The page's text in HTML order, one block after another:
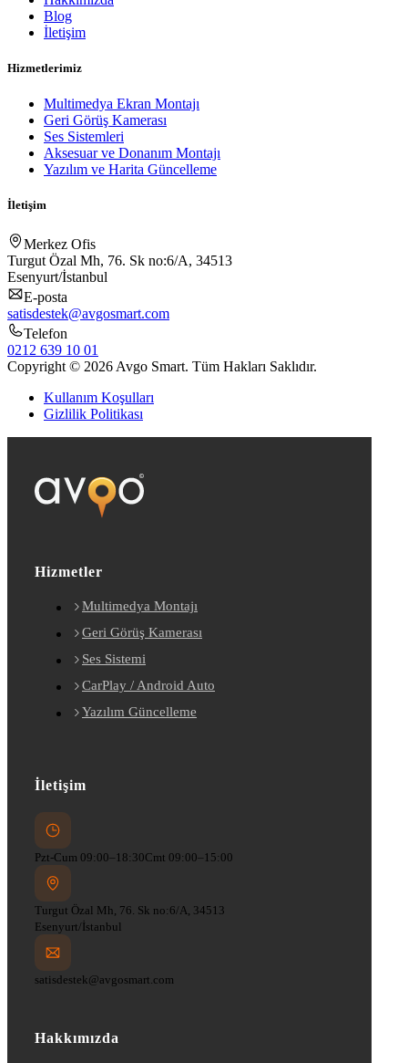
Blog
İletişim
Hizmetlerimiz
Multimedya Ekran Montajı
Geri Görüş Kamerası
Ses Sistemleri
Aksesuar ve Donanım Montajı
Yazılım ve Harita Güncelleme
İletişim
Merkez Ofis
Turgut Özal Mh, 76. Sk no:6/A, 34513
Esenyurt/İstanbul
E-posta
satisdestek@avgosmart.com
Telefon
0212 639 10 01
Copyright © 2026 Avgo Smart. Tüm Hakları Saklıdır.
Kullanım Koşulları
Gizlilik Politikası
Hizmetler
Multimedya Montajı
Geri Görüş Kamerası
Ses Sistemi
CarPlay / Android Auto
Yazılım Güncelleme
İletişim
Pzt-Cum 09:00–18:30Cmt 09:00–15:00
Turgut Özal Mh, 76. Sk no:6/A, 34513
Esenyurt/İstanbul
satisdestek@avgosmart.com
Hakkımızda